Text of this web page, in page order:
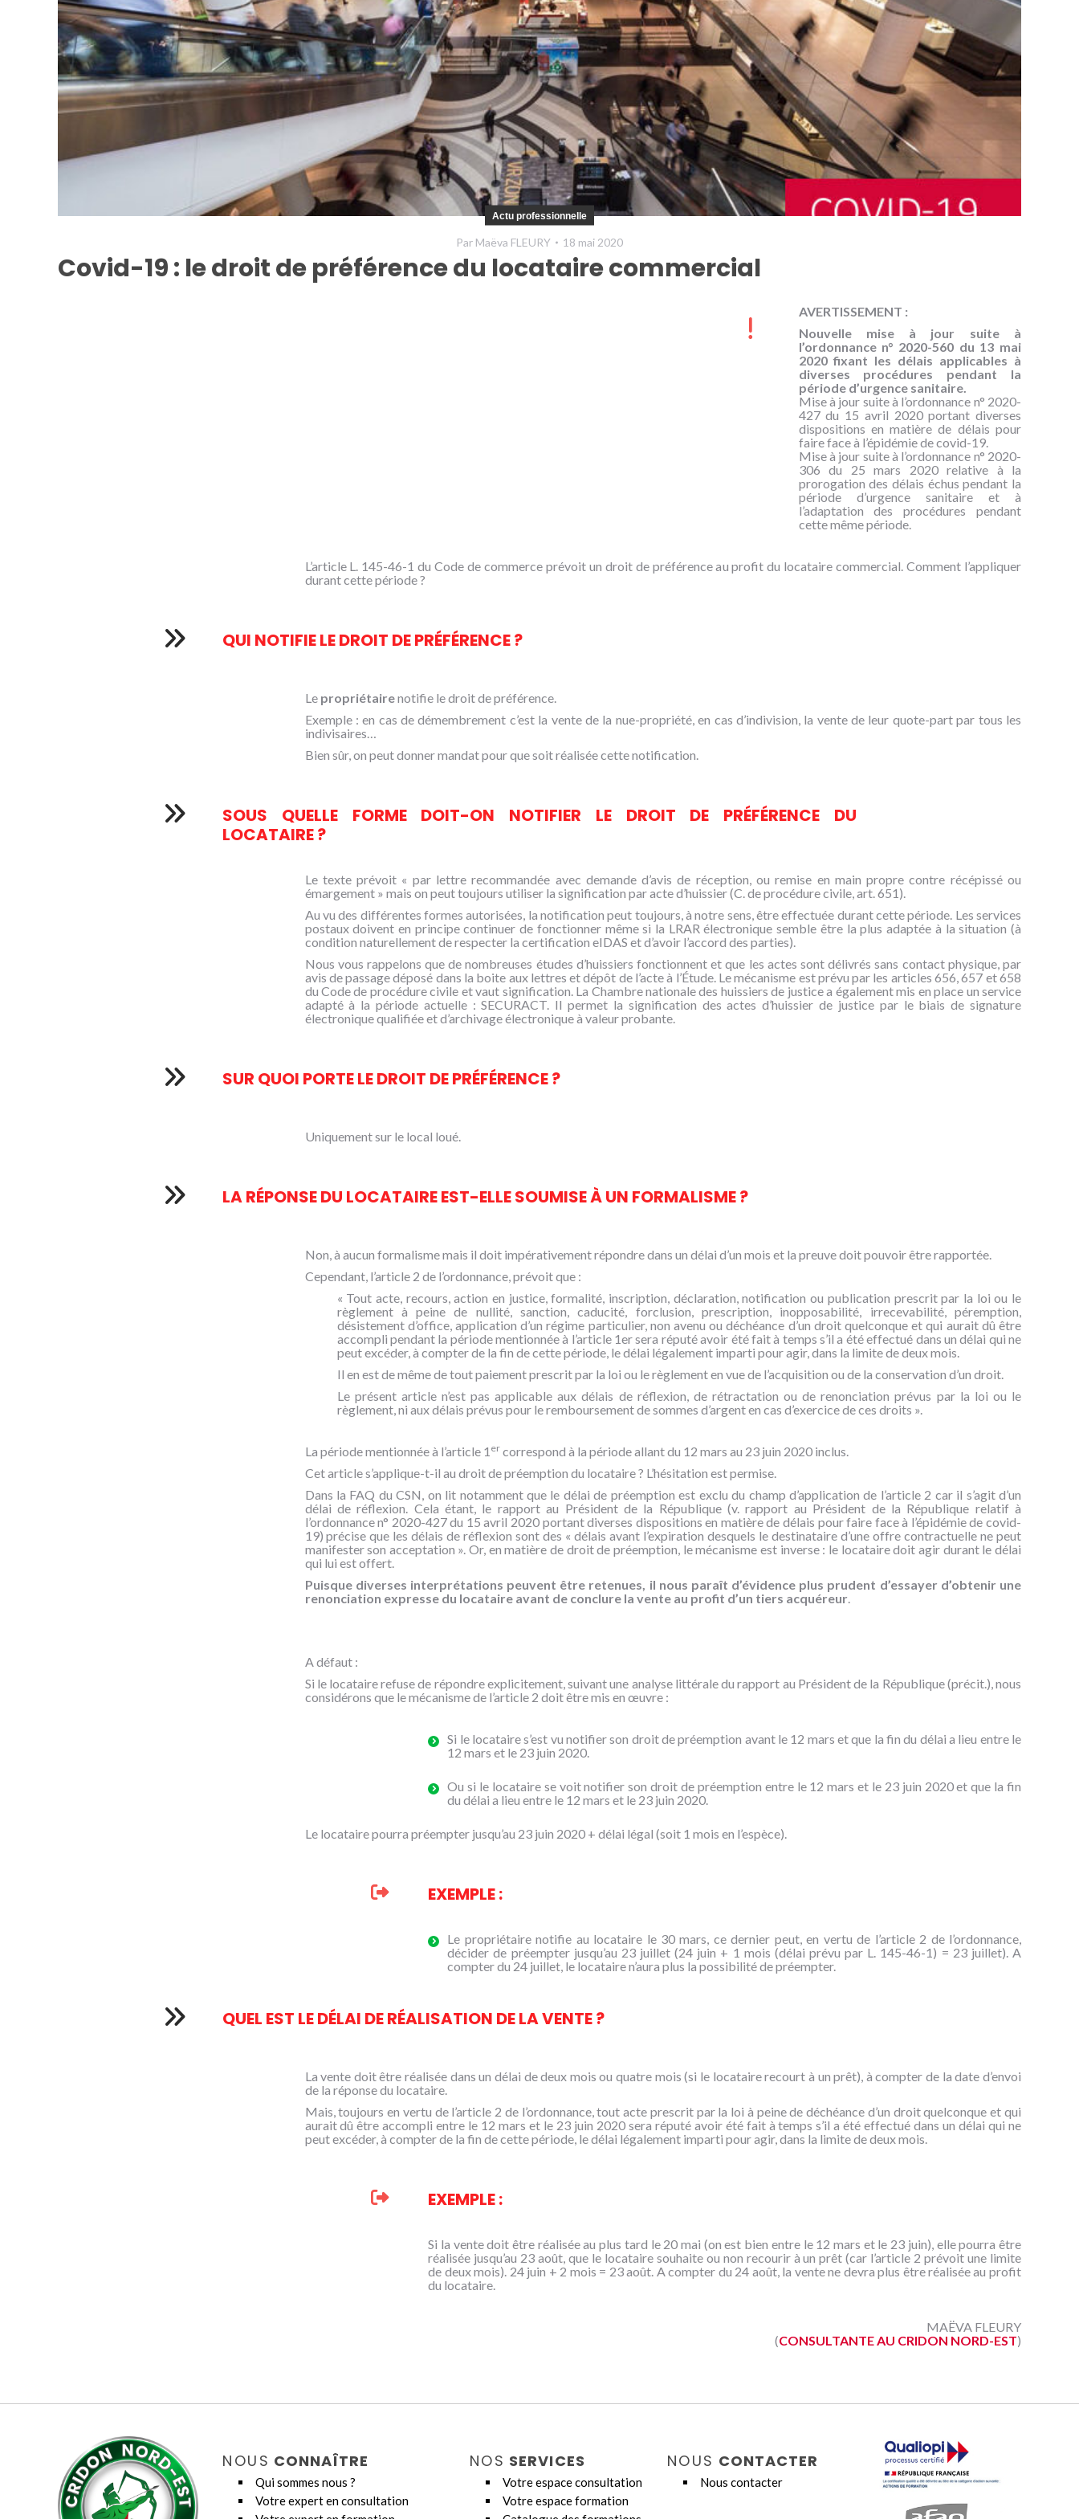
Actu professionnelle
Par Maëva FLEURY 18 mai 2020
Covid-19 : le droit de préférence du locataire commercial
AVERTISSEMENT :
Nouvelle mise à jour suite à
l’ordonnance n° 2020-560 du 13 mai
2020 fixant les délais applicables à
diverses procédures pendant la
période d’urgence sanitaire.
Mise à jour suite à l’ordonnance n° 2020-
427 du 15 avril 2020 portant diverses
dispositions en matière de délais pour
faire face à l’épidémie de covid-19.
Mise à jour suite à l’ordonnance n° 2020-
306 du 25 mars 2020 relative à la
prorogation des délais échus pendant la
période d’urgence sanitaire et à
l’adaptation des procédures pendant
cette même période.
L’article L. 145-46-1 du Code de commerce prévoit un droit de préférence au profit du locataire commercial. Comment l’appliquer
durant cette période ?
QUI NOTIFIE LE DROIT DE PRÉFÉRENCE ?
Le propriétairenotifie le droit de préférence.
Exemple : en cas de démembrement c’est la vente de la nue-propriété, en cas d’indivision, la vente de leur quote-part par tous les
indivisaires…
Bien sûr, on peut donner mandat pour que soit réalisée cette notification.
SOUS QUELLE FORME DOIT-ON NOTIFIER LE DROIT DE PRÉFÉRENCE DU
LOCATAIRE ?
Le texte prévoit « par lettre recommandée avec demande d’avis de réception, ou remise en main propre contre récépissé ou
émargement » mais on peut toujours utiliser la signification par acte d’huissier (C. de procédure civile, art. 651).
Au vu des différentes formes autorisées, la notification peut toujours, à notre sens, être effectuée durant cette période. Les services
postaux doivent en principe continuer de fonctionner même si la LRAR électronique semble être la plus adaptée à la situation (à
condition naturellement de respecter la certification eIDAS et d’avoir l’accord des parties).
Nous vous rappelons que de nombreuses études d’huissiers fonctionnent et que les actes sont délivrés sans contact physique, par
avis de passage déposé dans la boite aux lettres et dépôt de l’acte à l’Étude. Le mécanisme est prévu par les articles 656, 657 et 658
du Code de procédure civile et vaut signification. La Chambre nationale des huissiers de justice a également mis en place un service
adapté à la période actuelle : SECURACT. Il permet la signification des actes d’huissier de justice par le biais de signature
électronique qualifiée et d’archivage électronique à valeur probante.
SUR QUOI PORTE LE DROIT DE PRÉFÉRENCE ?
Uniquement sur le local loué.
LA RÉPONSE DU LOCATAIRE EST-ELLE SOUMISE À UN FORMALISME ?
Non, à aucun formalisme mais il doit impérativement répondre dans un délai d’un mois et la preuve doit pouvoir être rapportée.
Cependant, l’article 2 de l’ordonnance, prévoit que :
« Tout acte, recours, action en justice, formalité, inscription, déclaration, notification ou publication prescrit par la loi ou le
règlement à peine de nullité, sanction, caducité, forclusion, prescription, inopposabilité, irrecevabilité, péremption,
désistement d’office, application d’un régime particulier, non avenu ou déchéance d’un droit quelconque et qui aurait dû être
accompli pendant la période mentionnée à l’article 1er sera réputé avoir été fait à temps s’il a été effectué dans un délai qui ne
peut excéder, à compter de la fin de cette période, le délai légalement imparti pour agir, dans la limite de deux mois.
Il en est de même de tout paiement prescrit par la loi ou le règlement en vue de l’acquisition ou de la conservation d’un droit.
Le présent article n’est pas applicable aux délais de réflexion, de rétractation ou de renonciation prévus par la loi ou le
règlement, ni aux délais prévus pour le remboursement de sommes d’argent en cas d’exercice de ces droits ».
La période mentionnée à l’article 1 ercorrespond à la période allant du 12 mars au 23 juin 2020 inclus.
Cet article s’applique-t-il au droit de préemption du locataire ? L’hésitation est permise.
Dans la FAQ du CSN, on lit notamment que le délai de préemption est exclu du champ d’application de l’article 2 car il s’agit d’un
délai de réflexion. Cela étant, le rapport au Président de la République (v. rapport au Président de la République relatif à
l’ordonnance n° 2020-427 du 15 avril 2020 portant diverses dispositions en matière de délais pour faire face à l’épidémie de covid-
19) précise que les délais de réflexion sont des « délais avant l’expiration desquels le destinataire d’une offre contractuelle ne peut
manifester son acceptation ». Or, en matière de droit de préemption, le mécanisme est inverse : le locataire doit agir durant le délai
qui lui est offert.
Puisque diverses interprétations peuvent être retenues, il nous paraît d’évidence plus prudent d’essayer d’obtenir une
renonciation expresse du locataire avant de conclure la vente au profit d’un tiers acquéreur.
A défaut :
Si le locataire refuse de répondre explicitement, suivant une analyse littérale du rapport au Président de la République (précit.), nous
considérons que le mécanisme de l’article 2 doit être mis en œuvre :
Si le locataire s’est vu notifier son droit de préemption avant le 12 mars et que la fin du délai a lieu entre le
12 mars et le 23 juin 2020.
Ou si le locataire se voit notifier son droit de préemption entre le 12 mars et le 23 juin 2020 et que la fin
du délai a lieu entre le 12 mars et le 23 juin 2020.
Le locataire pourra préempter jusqu’au 23 juin 2020 + délai légal (soit 1 mois en l’espèce).
EXEMPLE :
Le propriétaire notifie au locataire le 30 mars, ce dernier peut, en vertu de l’article 2 de l’ordonnance,
décider de préempter jusqu’au 23 juillet (24 juin + 1 mois (délai prévu par L. 145-46-1) = 23 juillet). A
compter du 24 juillet, le locataire n’aura plus la possibilité de préempter.
QUEL EST LE DÉLAI DE RÉALISATION DE LA VENTE ?
La vente doit être réalisée dans un délai de deux mois ou quatre mois (si le locataire recourt à un prêt), à compter de la date d’envoi
de la réponse du locataire.
Mais, toujours en vertu de l’article 2 de l’ordonnance, tout acte prescrit par la loi à peine de déchéance d’un droit quelconque et qui
aurait dû être accompli entre le 12 mars et le 23 juin 2020 sera réputé avoir été fait à temps s’il a été effectué dans un délai qui ne
peut excéder, à compter de la fin de cette période, le délai légalement imparti pour agir, dans la limite de deux mois.
EXEMPLE :
Si la vente doit être réalisée au plus tard le 20 mai (on est bien entre le 12 mars et le 23 juin), elle pourra être
réalisée jusqu’au 23 août, que le locataire souhaite ou non recourir à un prêt (car l’article 2 prévoit une limite
de deux mois). 24 juin + 2 mois = 23 août. A compter du 24 août, la vente ne devra plus être réalisée au profit
du locataire.
MAËVA FLEURY
(CONSULTANTE AU CRIDON NORD-EST)
NOUS CONNAÎTRE
Qui sommes nous ?
Votre expert en consultation
NOS SERVICES
Votre espace consultation
Votre espace formation
NOUS CONTACTER
Nous contacter